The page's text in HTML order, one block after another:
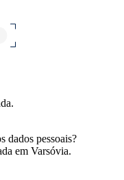
dados pessoais?
em Varsóvia.